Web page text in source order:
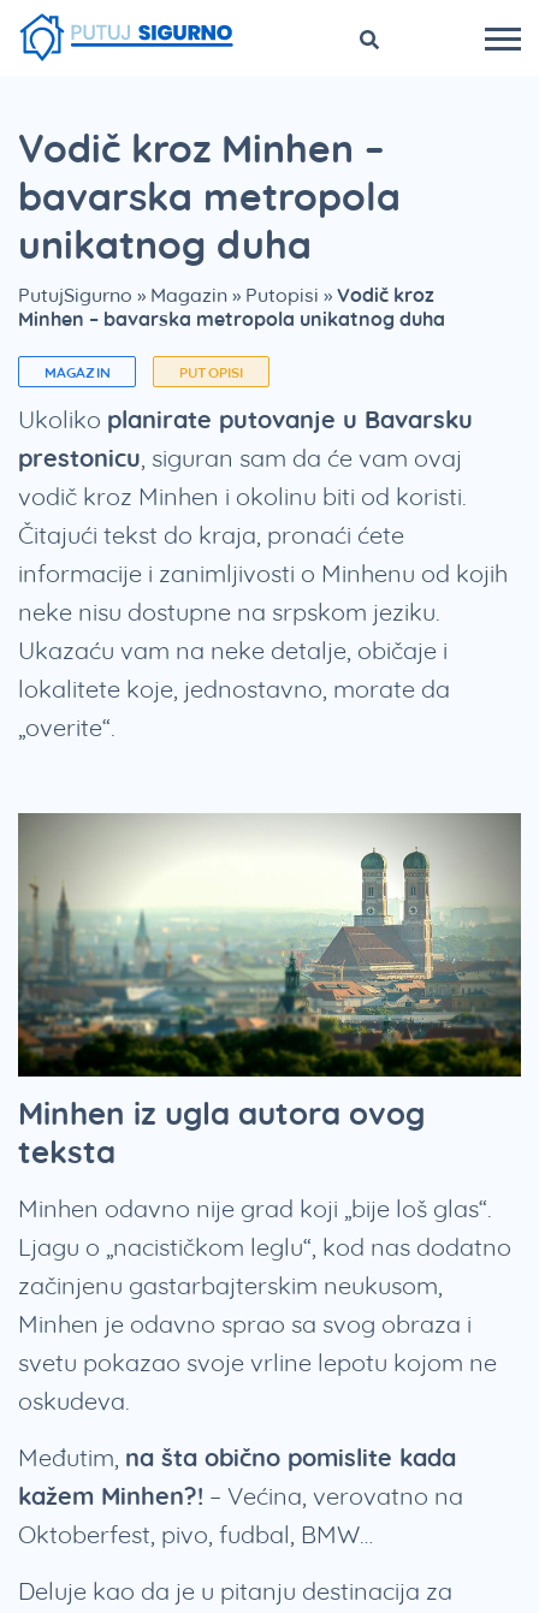
Vodič kroz Minhen –
bavarska metropola
unikatnog duha
PutujSigurno » Magazin » Putopisi » Vodič kroz
Minhen – bavarska metropola unikatnog duha
MAGAZIN PUTOPISI
Ukoliko planirate putovanje u Bavarsku
prestonicu, siguran sam da će vam ovaj
vodič kroz Minhen i okolinu biti od koristi.
Čitajući tekst do kraja, pronaći ćete
informacije i zanimljivosti o Minhenu od kojih
neke nisu dostupne na srpskom jeziku.
Ukazaću vam na neke detalje, običaje i
lokalitete koje, jednostavno, morate da
„overite“.
Minhen iz ugla autora ovog
teksta
Minhen odavno nije grad koji „bije loš glas“.
Ljagu o „nacističkom leglu“, kod nas dodatno
začinjenu gastarbajterskim neukusom,
Minhen je odavno sprao sa svog obraza i
svetu pokazao svoje vrline lepotu kojom ne
oskudeva.
Međutim, na šta obično pomislite kada
kažem Minhen?! – Većina, verovatno na
Oktoberfest, pivo, fudbal, BMW…
Deluje kao da je u pitanju destinacija za